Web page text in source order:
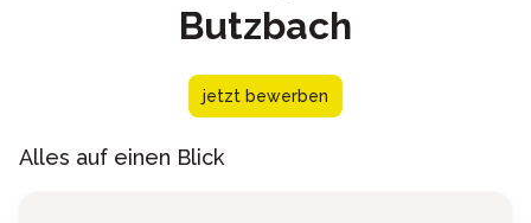
Butzbach
jetzt bewerben
Alles auf einen Blick